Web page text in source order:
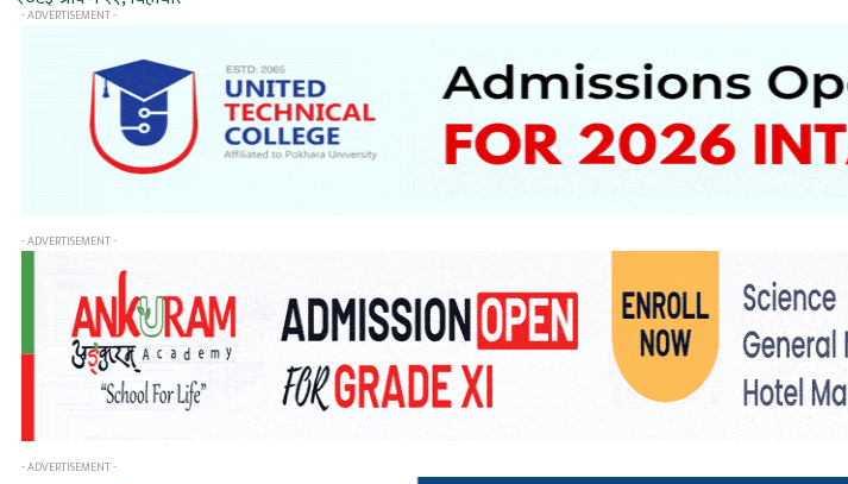
- ADVERTISEMENT -
- ADVERTISEMENT -
- ADVERTISEMENT -